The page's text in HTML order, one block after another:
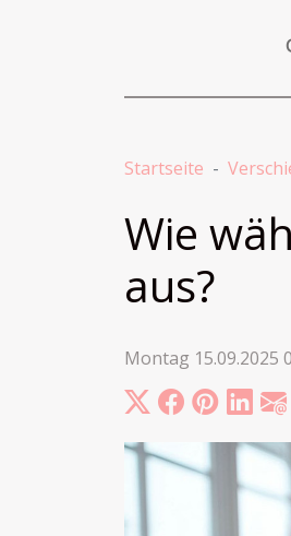
Startseite
Wie
aus?
Montag 15.09.2025